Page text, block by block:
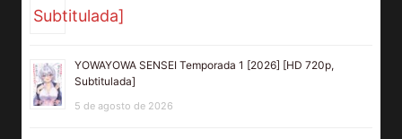
YOWAYOWA SENSEI Temporada 1 [2026] [HD 720p,
Subtitulada]
5 de agosto de 2026